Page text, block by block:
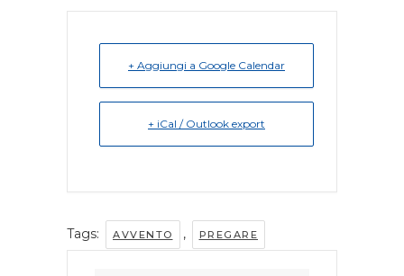
+ Aggiungi a Google Calendar
+ iCal / Outlook export
Tags: AVVENTO , PREGARE